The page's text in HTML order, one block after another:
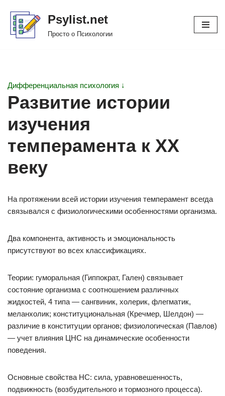
Перейти
Psylist.net
Просто о Психологии
Дифференциальная психология ↓
Развитие истории
изучения
темперамента к ХХ
веку
На протяжении всей истории изучения темперамент всегда
связывался с физиологическими особенностями организма.
Два компонента, активность и эмоциональность
присутствуют во всех классификациях.
Теории: гуморальная (Гиппократ, Гален) связывает
состояние организма с соотношением различных
жидкостей, 4 типа — сангвиник, холерик, флегматик,
меланхолик; конституциональная (Кречмер, Шелдон) —
различие в конституции органов; физиологическая (Павлов)
— учет влияния ЦНС на динамические особенности
поведения.
Основные свойства НС: сила, уравновешенность,
подвижность (возбудительного и тормозного процесса).